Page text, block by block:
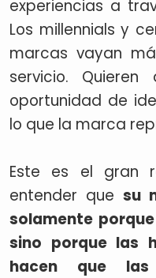
experiencias a
Los millennials y
marcas vayan
servicio.
oportunidad de
lo que la marca
Este es el gran
entender que su
solamente
sino porque las
hacen que las